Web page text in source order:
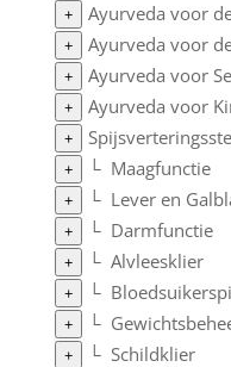
+ Ayurveda voor
+ Ayurveda voor
+ Ayurveda voor
+ Ayurveda voor
+
+ └ Maagfunctie
+ └ Lever en
+ └ Darmfunctie
+ └ Alvleesklier
+ └
+ └
+ └ Schildklier